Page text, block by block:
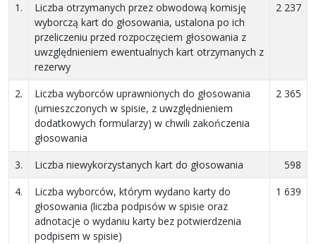
1.
Liczba otrzymanych przez obwodową komisję
wyborczą kart do głosowania, ustalona po ich
przeliczeniu przed rozpoczęciem głosowania z
uwzględnieniem ewentualnych kart otrzymanych z
rezerwy
2 237
2.
Liczba wyborców uprawnionych do głosowania
(umieszczonych w spisie, z uwzględnieniem
dodatkowych formularzy) w chwili zakończenia
głosowania
2 365
3. Liczba niewykorzystanych kart do głosowania
598
4.
Liczba wyborców, którym wydano karty do
głosowania (liczba podpisów w spisie oraz
adnotacje o wydaniu karty bez potwierdzenia
podpisem w spisie)
1 639